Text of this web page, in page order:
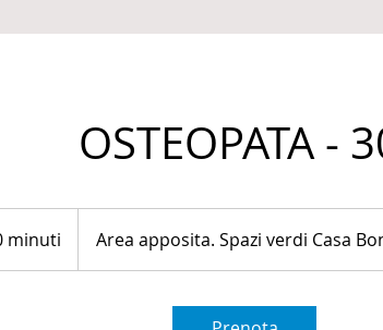
OSTEOPATA -
minuti
0
Area apposita. Spazi verdi Casa